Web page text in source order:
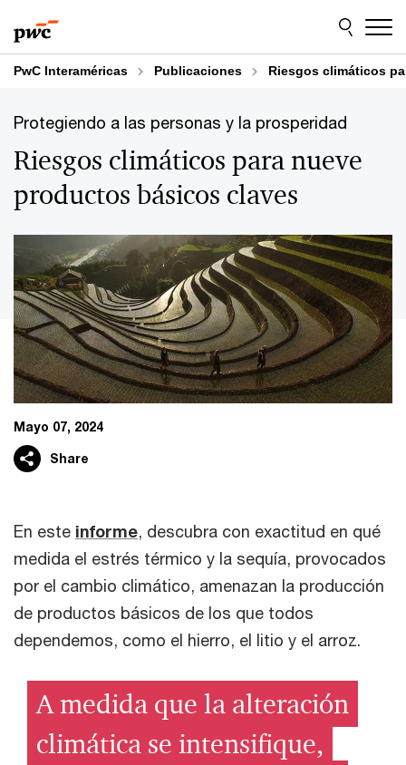
to
content
to
footer
PwC Interaméricas Publicaciones Riesgos climáticos
Protegiendo a las personas y la prosperidad
Riesgos climáticos para nueve
productos básicos claves
Mayo 07, 2024
Share
En este informe, descubra con exactitud en qué
medida el estrés térmico y la sequía, provocados
por el cambio climático, amenazan la producción
de productos básicos de los que todos
dependemos, como el hierro, el litio y el arroz.
A medida que la alteración
climática se intensifique,